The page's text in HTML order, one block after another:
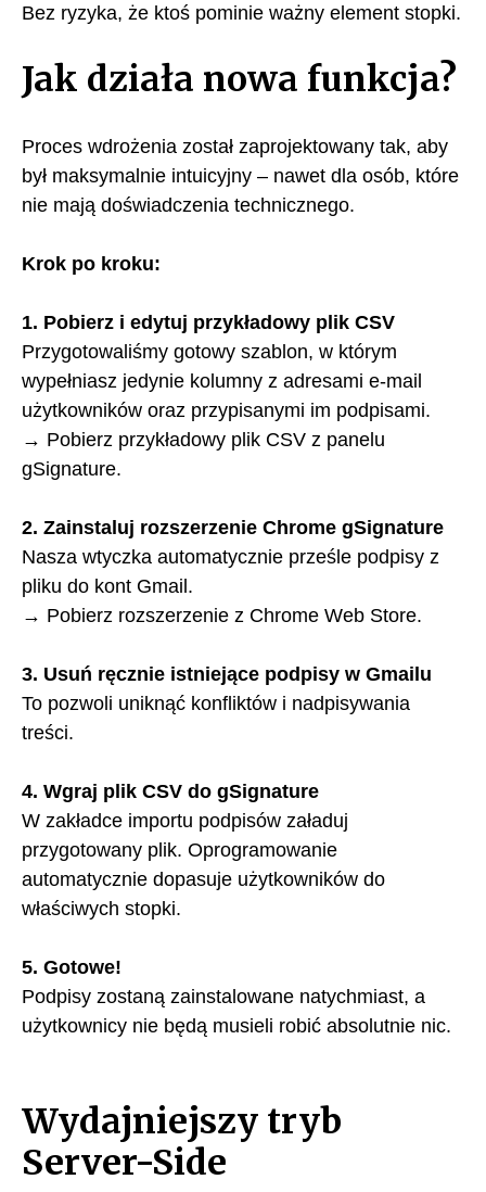
Bez ryzyka, że ktoś pominie ważny element stopki.
Jak działa nowa funkcja?
Proces wdrożenia został zaprojektowany tak, aby
był maksymalnie intuicyjny – nawet dla osób, które
nie mają doświadczenia technicznego.
Krok po kroku:
1. Pobierz i edytuj przykładowy plik CSV
Przygotowaliśmy gotowy szablon, w którym
wypełniasz jedynie kolumny z adresami e-mail
użytkowników oraz przypisanymi im podpisami.
→ Pobierz przykładowy plik CSV z panelu
gSignature.
2. Zainstaluj rozszerzenie Chrome gSignature
Nasza wtyczka automatycznie prześle podpisy z
pliku do kont Gmail.
→ Pobierz rozszerzenie z Chrome Web Store.
3. Usuń ręcznie istniejące podpisy w Gmailu
To pozwoli uniknąć konfliktów i nadpisywania
treści.
4. Wgraj plik CSV do gSignature
W zakładce importu podpisów załaduj
przygotowany plik. Oprogramowanie
automatycznie dopasuje użytkowników do
właściwych stopki.
5. Gotowe!
Podpisy zostaną zainstalowane natychmiast, a
użytkownicy nie będą musieli robić absolutnie nic.
Wydajniejszy tryb
Server-Side